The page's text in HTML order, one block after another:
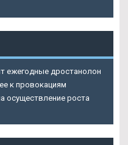
ежегодные дростанолон
к провокациям
осуществление роста